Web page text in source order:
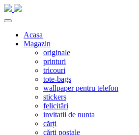
Acasa
Magazin
originale
printuri
tricouri
tote-bags
wallpaper pentru telefon
stickers
felicitări
invitatii de nunta
cărți
cărți poștale